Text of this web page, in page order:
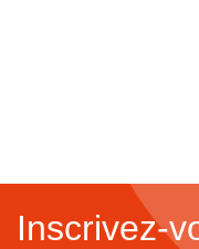
Inscrivez-